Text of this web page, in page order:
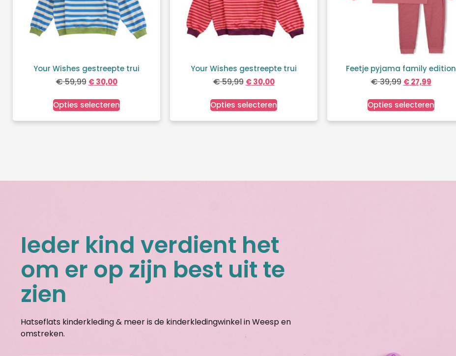
Your Wishes gestreepte trui
€59,99 €30,00
Opties selecteren
Your Wishes gestreepte trui
€59,99 €30,00
Opties selecteren
Feetje pyjama family edition
€39,99 €27,99
Opties selecteren
Ieder kind verdient het
om er op zijn best uit te
zien
Hatseflats kinderkleding & meer is de kinderkledingwinkel in Weesp en
omstreken.